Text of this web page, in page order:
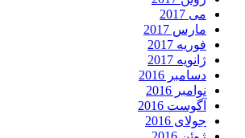
می 2017
مارس 2017
فوریه 2017
ژانویه 2017
دسامبر 2016
نوامبر 2016
آگوست 2016
جولای 2016